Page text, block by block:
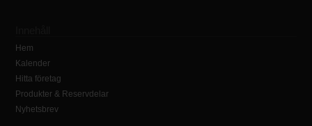
Hem
Kalender
Hitta företag
Produkter & Reservdelar
Nyhetsbrev